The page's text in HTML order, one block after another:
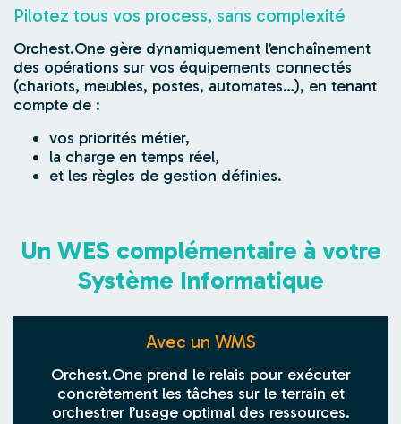
Pilotez tous vos process, sans complexité
Orchest.One gère dynamiquement l’enchaînement
des opérations sur vos équipements connectés
(chariots, meubles, postes, automates…), en tenant
compte de :
vos priorités métier,
la charge en temps réel,
et les règles de gestion définies.
Un WES complémentaire à votre
Système Informatique
Avec un WMS
Orchest.One prend le relais pour exécuter
concrètement les tâches sur le terrain et
orchestrer l’usage optimal des ressources.